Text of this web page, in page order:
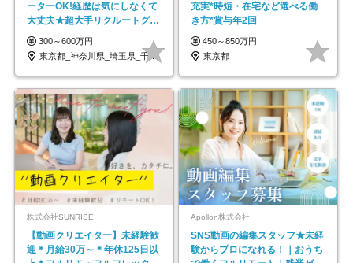
ーターOK!経歴は気にしなくて
大丈夫★超大手リクルートグル
ープの正社員/sg
300～600万円
東京都_神奈川県_埼玉県_千葉県_大阪府…
充実*時短・在宅など選べる働
き方*賞与年2回
450～850万円
東京都
株式会社SUNRISE
【動画クリエイター】未経験歓
迎＊月給30万～＊年休125日以
Apollon株式会社
SNS動画の編集スタッフ★未経
験からプロになれる！｜おうち